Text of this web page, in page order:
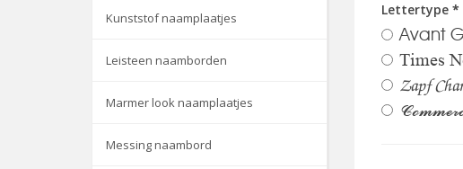
Kunststof naamplaatjes
Leisteen naamborden
Marmer look naamplaatjes
Messing naambord
Lettertype *
Avant
Times
Zapf